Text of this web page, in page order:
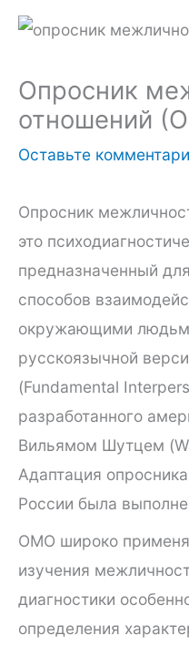
Опросник
отношений
Оставьте
Опросник
это
предназначенный
способов
окружающими
русскоязычной
(Fundamental
разработанного
Вильямом Шутцем
Адаптация
России была
ОМО широко
изучения
диагностики
определения